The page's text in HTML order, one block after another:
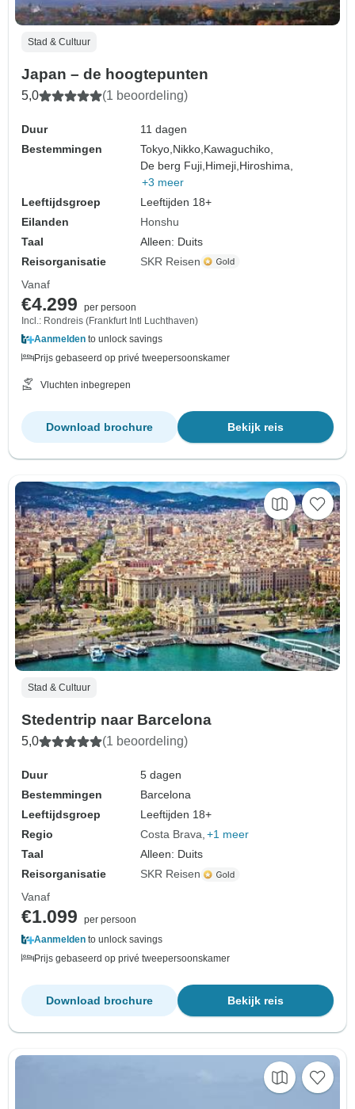
Stad & Cultuur
Japan – de hoogtepunten
5,0 (1 beoordeling)
Duur
11 dagen
Bestemmingen
Tokyo, Nikko, Kawaguchiko,
De berg Fuji, Himeji, Hiroshima,
+3 meer
Leeftijdsgroep
Leeftijden 18+
Eilanden
Honshu
Taal
Alleen: Duits
Reisorganisatie
SKR Reisen
Vanaf
€4.299
per persoon
Incl.: Rondreis (Frankfurt Intl Luchthaven)
Aanmelden to unlock savings
Prijs gebaseerd op privé tweepersoonskamer
Vluchten inbegrepen
Bekijk reis
Download brochure
Stad & Cultuur
Stedentrip naar Barcelona
5,0 (1 beoordeling)
Duur
5 dagen
Bestemmingen
Barcelona
Leeftijdsgroep
Leeftijden 18+
Regio
Costa Brava +1 meer
Taal
Alleen: Duits
Reisorganisatie
SKR Reisen
Vanaf
€1.099
per persoon
Aanmelden to unlock savings
Prijs gebaseerd op privé tweepersoonskamer
Bekijk reis
Download brochure